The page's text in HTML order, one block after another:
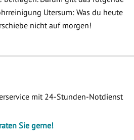
Utersum: Was du heute
nicht auf morgen!
mit 24-Stunden-Notdienst
Sie gerne!